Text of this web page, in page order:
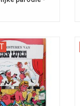
1. De Lonesome
pornoster.